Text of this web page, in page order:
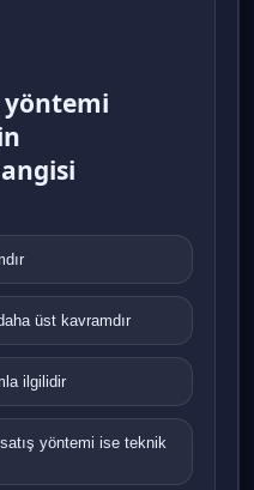
yöntemi
üst kavramdır
ilgilidir